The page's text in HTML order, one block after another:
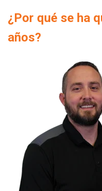
¿Por qué se ha
años?